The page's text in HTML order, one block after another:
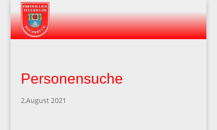
Personensuche
2,August 2021